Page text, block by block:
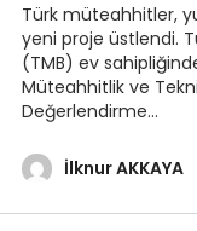
Türk müteahhitler,
yeni proje üstlendi.
(TMB) ev
Müteahhitlik ve
Değerlendirme…
İlknur AKKAYA